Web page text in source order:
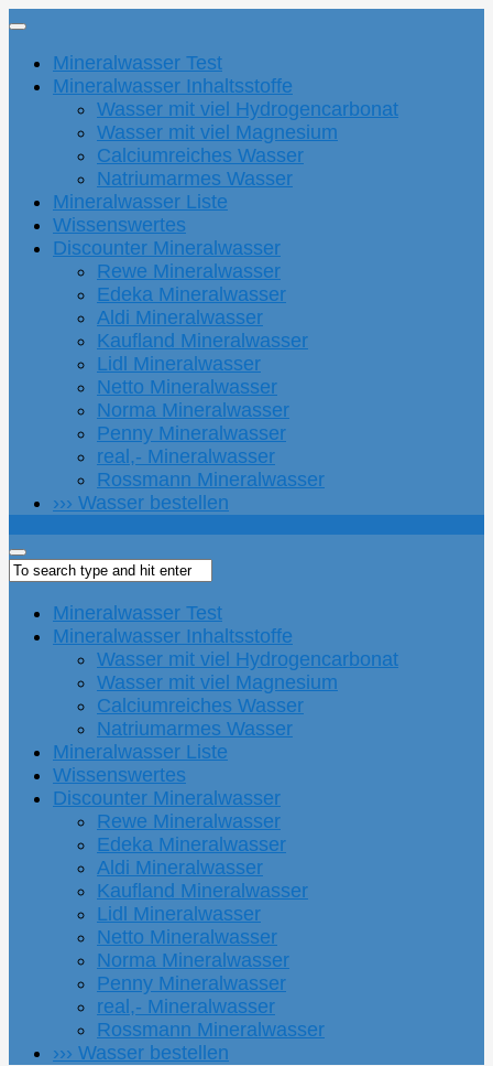
Mineralwasser Test
Mineralwasser Inhaltsstoffe
Wasser mit viel Hydrogencarbonat
Wasser mit viel Magnesium
Calciumreiches Wasser
Natriumarmes Wasser
Mineralwasser Liste
Wissenswertes
Discounter Mineralwasser
Rewe Mineralwasser
Edeka Mineralwasser
Aldi Mineralwasser
Kaufland Mineralwasser
Lidl Mineralwasser
Netto Mineralwasser
Norma Mineralwasser
Penny Mineralwasser
real,- Mineralwasser
Rossmann Mineralwasser
››› Wasser bestellen
Mineralwasser Test
Mineralwasser Inhaltsstoffe
Wasser mit viel Hydrogencarbonat
Wasser mit viel Magnesium
Calciumreiches Wasser
Natriumarmes Wasser
Mineralwasser Liste
Wissenswertes
Discounter Mineralwasser
Rewe Mineralwasser
Edeka Mineralwasser
Aldi Mineralwasser
Kaufland Mineralwasser
Lidl Mineralwasser
Netto Mineralwasser
Norma Mineralwasser
Penny Mineralwasser
real,- Mineralwasser
Rossmann Mineralwasser
››› Wasser bestellen